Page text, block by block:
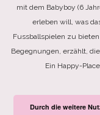
mit dem Babyboy (6
erleben will, was
Fussballspielen zu
Begegnungen, erzählt,
Ein Happy-
Durch die weitere